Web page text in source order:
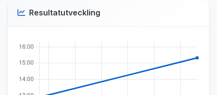
Resultatutveckling